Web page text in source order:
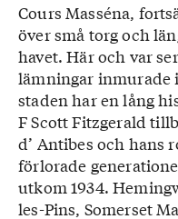
Cours Masséna,
över små torg och
havet. Här och var
lämningar inmurade
staden har en lång
F Scott Fitzgerald
d’ Antibes och hans
förlorade
utkom 1934.
les-Pins, Somerset